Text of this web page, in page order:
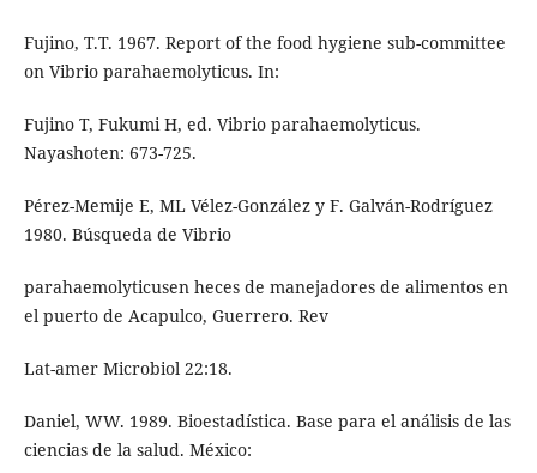
Fujino, T.T. 1967. Report of the food hygiene sub-committee
on Vibrio parahaemolyticus. In:
Fujino T, Fukumi H, ed. Vibrio parahaemolyticus.
Nayashoten: 673-725.
Pérez-Memije E, ML Vélez-González y F. Galván-Rodríguez
1980. Búsqueda de Vibrio
parahaemolyticusen heces de manejadores de alimentos en
el puerto de Acapulco, Guerrero. Rev
Lat-amer Microbiol 22:18.
Daniel, WW. 1989. Bioestadística. Base para el análisis de las
ciencias de la salud. México: